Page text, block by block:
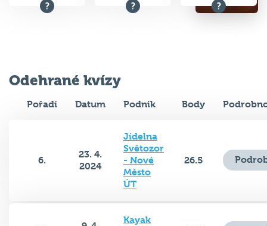
Odehrané kvízy
Pořadí Datum Podnik Body
6.
23. 4.
2024
Jídelna
Světozor
- Nové
Město
ÚT
26.5
Kayak